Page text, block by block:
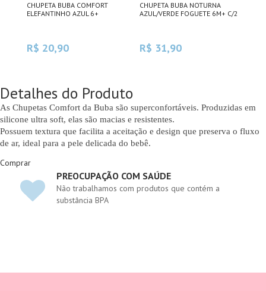
CHUPETA BUBA COMFORT
ELEFANTINHO AZUL 6+
R$ 20,90
CHUPETA BUBA NOTURNA
AZUL/VERDE FOGUETE 6M+ C/2
R$ 31,90
Detalhes do Produto
As Chupetas Comfort da Buba são superconfortáveis. Produzidas em
silicone ultra soft, elas são macias e resistentes.
Possuem textura que facilita a aceitação e design que preserva o fluxo
de ar, ideal para a pele delicada do bebê.
Comprar
PREOCUPAÇÃO COM SAÚDE
Não trabalhamos com produtos que contém a
substância BPA